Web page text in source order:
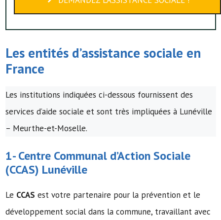
Les entités d’assistance sociale en
France
Les institutions indiquées ci-dessous fournissent des
services d’aide sociale et sont très impliquées à Lunéville
– Meurthe-et-Moselle.
1-Centre Communal d’Action Sociale
(CCAS) Lunéville
Le CCAS est votre partenaire pour la prévention et le
développement social dans la commune, travaillant avec